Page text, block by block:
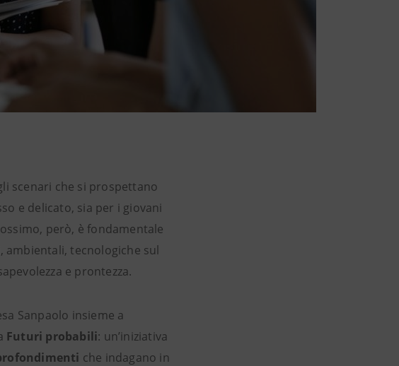
scenari che si prospettano
e delicato, sia per i giovani
però, è fondamentale
tecnologiche sul
e prontezza.
Sanpaolo insieme a
Futuri probabili: un’iniziativa
che indagano in